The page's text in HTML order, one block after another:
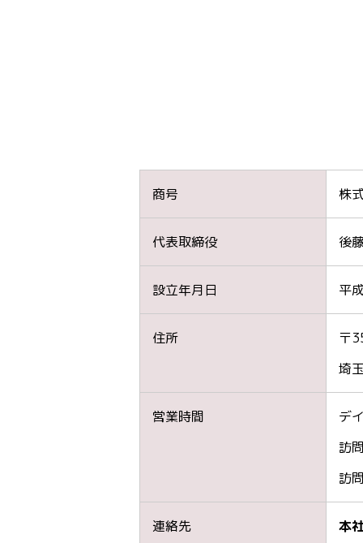
商号 株
代表取締役 後
設立年月日 平
住所
〒
埼
営業時間
デ
訪
訪
連絡先
本